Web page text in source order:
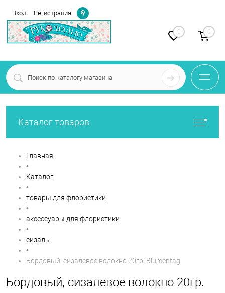
Вход Регистрация
Определение
0 0
Каталог товаров
Главная
•
Каталог
•
товары для флористики
•
аксессуары для флористики
•
сизаль
•
Бордовый, сизалевое волокно 20гр. Blumentag
Бордовый, сизалевое волокно 20гр.